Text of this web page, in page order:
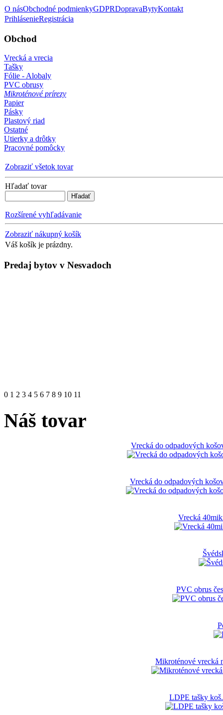
O násObchodné podmienkyGDPRDopravaBytyKontakt
PrihlásenieRegistrácia
Obchod
Vrecká a vrecia
Tašky
Fólie - Alobaly
PVC obrusy
Mikroténové prírezy
Papier
Pásky
Plastový riad
Ostatné
Utierky a drôtky
Pracovné pomôcky
Zobraziť všetok tovar
Hľadať tovar
Rozšírené vyhľadávanie
Zobraziť nákupný košík
Váš košík je prázdny.
Predaj bytov v Nesvadoch
0 1 2 3 4 5 6 7 8 9 10 11
Náš tovar
Vrecká do odpadových
Vrecká do odpadových
Vrecká
PVC obrus
Mikroténové vrecká
LDPE tašky